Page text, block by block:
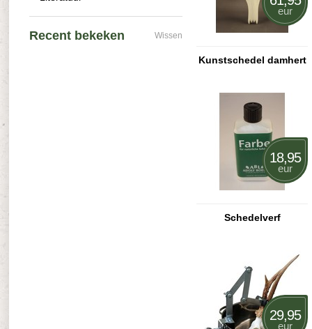
eur
Kunstschedel damhert
18,95
eur
Schedelverf
29,95
eur
Recent bekeken Wissen